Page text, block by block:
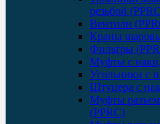
резьбой
Вентили
Краны
Фильтры
Муфты с
Угольники с
Штуцера с
Муфты
(PPRC)